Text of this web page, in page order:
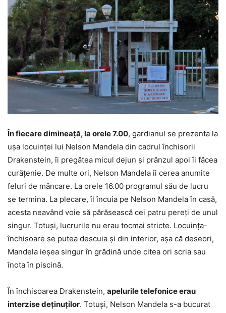
În fiecare dimineaţă, la orele 7.00, gardianul se prezenta la
uşa locuinţei lui Nelson Mandela din cadrul închisorii
Drakenstein, îi pregătea micul dejun şi prânzul apoi îi făcea
curăţenie. De multe ori, Nelson Mandela îi cerea anumite
feluri de mâncare. La orele 16.00 programul său de lucru
se termina. La plecare, îl încuia pe Nelson Mandela în casă,
acesta neavând voie să părăsească cei patru pereţi de unul
singur. Totuşi, lucrurile nu erau tocmai stricte. Locuinţa-
închisoare se putea descuia şi din interior, aşa că deseori,
Mandela ieşea singur în grădină unde citea ori scria sau
înota în piscină.
În închisoarea Drakenstein, apelurile telefonice erau
interzise deţinuţilor. Totuşi, Nelson Mandela s-a bucurat